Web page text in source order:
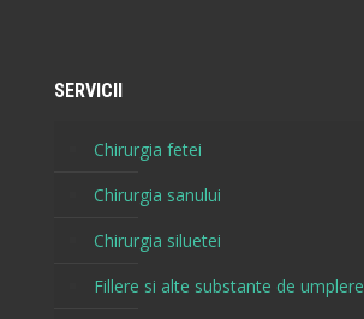
SERVICII
Chirurgia fetei
Chirurgia sanului
Chirurgia siluetei
Fillere si alte substante de umplere